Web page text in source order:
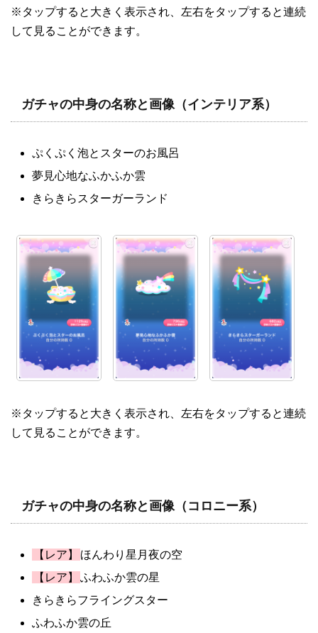
※タップすると大きく表示され、左右をタップすると連続
して見ることができます。
ガチャの中身の名称と画像（インテリア系）
ぷくぷく泡とスターのお風呂
夢見心地なふかふか雲
きらきらスターガーランド
※タップすると大きく表示され、左右をタップすると連続
して見ることができます。
ガチャの中身の名称と画像（コロニー系）
【レア】
ほんわり星月夜の空
【レア】
ふわふか雲の星
きらきらフライングスター
ふわふか雲の丘